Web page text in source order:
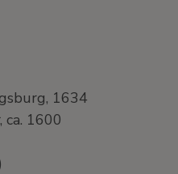
1634
, ca. 1600